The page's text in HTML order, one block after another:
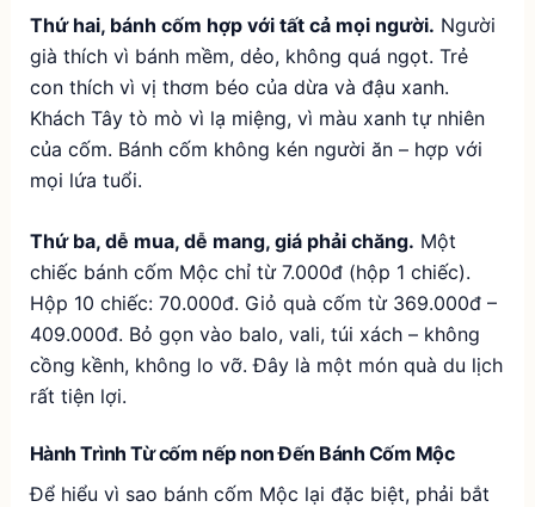
Thứ hai, bánh cốm hợp với tất cả mọi người. Người
già thích vì bánh mềm, dẻo, không quá ngọt. Trẻ
con thích vì vị thơm béo của dừa và đậu xanh.
Khách Tây tò mò vì lạ miệng, vì màu xanh tự nhiên
của cốm. Bánh cốm không kén người ăn – hợp với
mọi lứa tuổi.
Thứ ba, dễ mua, dễ mang, giá phải chăng. Một
chiếc bánh cốm Mộc chỉ từ 7.000đ (hộp 1 chiếc).
Hộp 10 chiếc: 70.000đ. Giỏ quà cốm từ 369.000đ –
409.000đ. Bỏ gọn vào balo, vali, túi xách – không
cồng kềnh, không lo vỡ. Đây là một món quà du lịch
rất tiện lợi.
Hành Trình Từ cốm nếp non Đến Bánh Cốm Mộc
Để hiểu vì sao bánh cốm Mộc lại đặc biệt, phải bắt